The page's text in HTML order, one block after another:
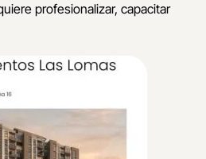
profesionalizar, capacitar